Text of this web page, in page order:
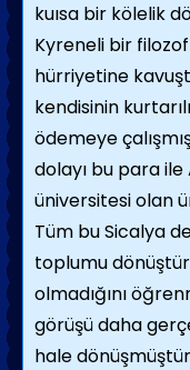
kuısa bir kölelik
Kyreneli bir filozof
hürriyetine
kendisinin
ödemeye
dolayı bu para
üniversitesi olan
Tüm bu Sicalya
toplumu
olmadığını
görüşü daha
hale